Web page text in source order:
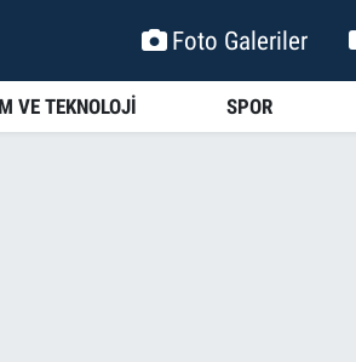
Foto Galeriler
VE TEKNOLOJİ SPOR